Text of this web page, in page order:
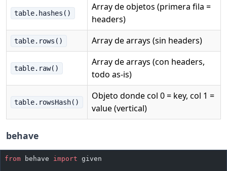
table.hashes()
Array de objetos (primera fila =
headers)
table.rows() Array de arrays (sin headers)
table.raw()
Array de arrays (con headers,
todo as-is)
table.rowsHash()
Objeto donde col 0 = key, col 1 =
value (vertical)
behave
from behave import given